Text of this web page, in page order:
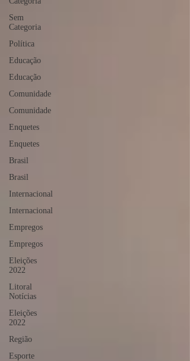
Sem
Categoria
Política
Educação
Educação
Comunidade
Comunidade
Enquetes
Enquetes
Brasil
Brasil
Internacional
Internacional
Empregos
Empregos
Eleições
2022
Litoral
Notícias
Eleições
2022
Região
Esporte